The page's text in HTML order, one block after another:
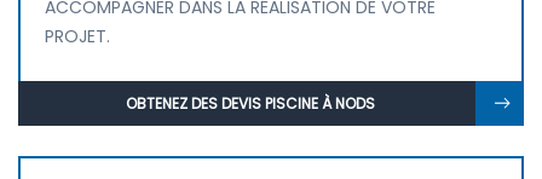
ACCOMPAGNER DANS LA RÉALISATION DE VOTRE
PROJET.
OBTENEZ DES DEVIS PISCINE À NODS